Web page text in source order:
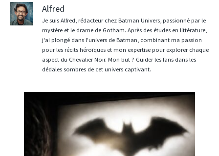
Alfred
Je suis Alfred, rédacteur chez Batman Univers, passionné par le
mystère et le drame de Gotham. Après des études en littérature,
j'ai plongé dans l’univers de Batman, combinant ma passion
pour les récits héroïques et mon expertise pour explorer chaque
aspect du Chevalier Noir. Mon but ? Guider les fans dans les
dédales sombres de cet univers captivant.